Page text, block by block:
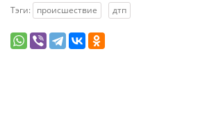
Тэги: происшествие дтп